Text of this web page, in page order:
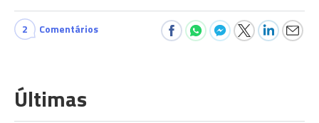
2 Comentários
Últimas